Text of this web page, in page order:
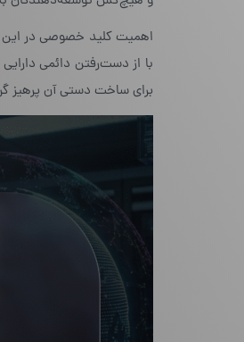
اهمیت کلید خصوصی در این
با از دست‌رفتن دائمی
برای ساخت دستی آن پرهیز